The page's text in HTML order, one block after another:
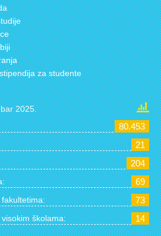
za studente
2025.
80.453
21
204
69
73
školama: 14